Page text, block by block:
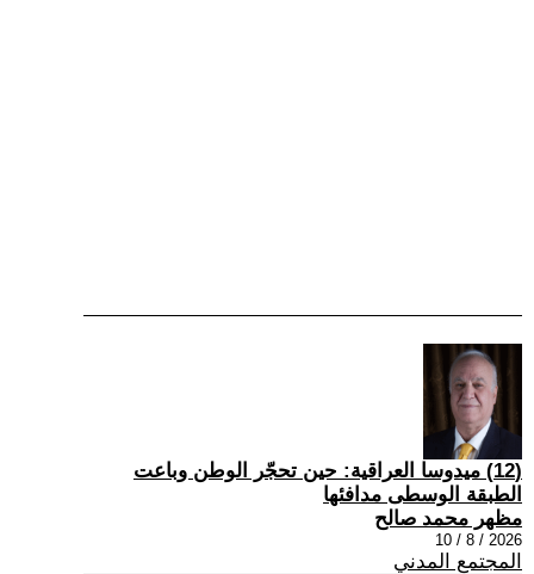
(12) ميدوسا العراقية: حين تحجّر الوطن وباعت
الطبقة الوسطى مدافئها
مظهر محمد صالح
2026 / 8 / 10
المجتمع المدني